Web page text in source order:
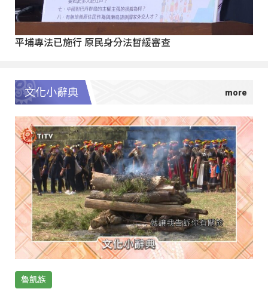
平埔專法已施行 原民身分法暫緩審查
文化小辭典
魯凱族